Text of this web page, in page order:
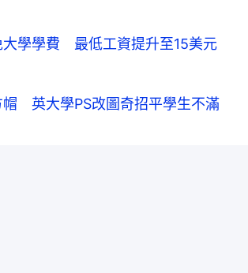
大學學費 最低工資提升至15美元
帽 英大學PS改圖奇招平學生不滿